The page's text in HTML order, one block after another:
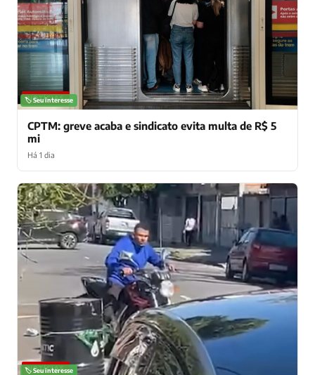
NOTÍCIAS
🏷️ Seu interesse
CPTM: greve acaba e sindicato evita multa de R$ 5
mi
Há 1 dia
NOTÍCIAS
🏷️ Seu interesse